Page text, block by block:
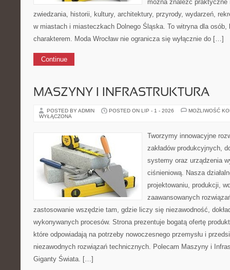
można znaleźć
zwiedzania, historii, kultury, architektury, przyrody, wydarzeń,
w miastach i miasteczkach Dolnego Śląska. To witryna dla
charakterem. Moda Wrocław nie ogranicza się wyłącznie do […]
Continue
MASZYNY I INFRASTRUKTURA
POSTED BY ADMIN POSTED ON LIP - 1 - 2026
MOŻLIWOŚĆ
WYŁĄCZONA
Tworzymy innowacyjne
zakładów produkcyjnych,
systemy oraz urządzenia
ciśnieniową. Nasza
projektowaniu, produkcji,
zaawansowanych
zastosowanie wszędzie tam, gdzie liczy się niezawodność,
wykonywanych procesów. Strona prezentuje bogatą ofertę
które odpowiadają na potrzeby nowoczesnego przemysłu i
niezawodnych rozwiązań technicznych. Polecam Maszyny i
Giganty Świata. […]